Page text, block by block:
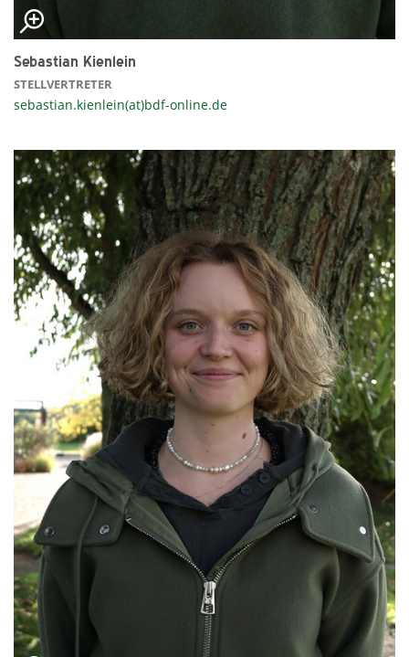
Sebastian Kienlein
STELLVERTRETER
sebastian.kienlein(at)bdf-online.de